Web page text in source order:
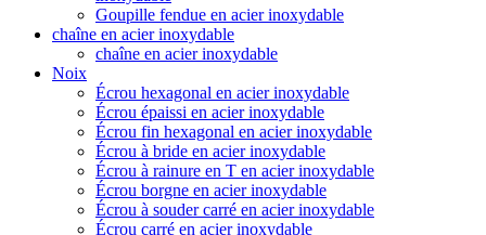
Goupille fendue en acier inoxydable
chaîne en acier inoxydable
chaîne en acier inoxydable
Noix
Écrou hexagonal en acier inoxydable
Écrou épaissi en acier inoxydable
Écrou fin hexagonal en acier inoxydable
Écrou à bride en acier inoxydable
Écrou à rainure en T en acier inoxydable
Écrou borgne en acier inoxydable
Écrou à souder carré en acier inoxydable
Écrou carré en acier inoxydable